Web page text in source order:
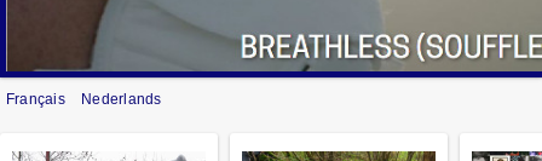
Français Nederlands